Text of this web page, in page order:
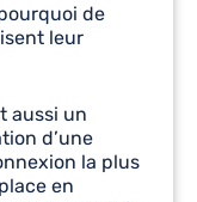
de
leur
aussi un
d’une
la plus
en